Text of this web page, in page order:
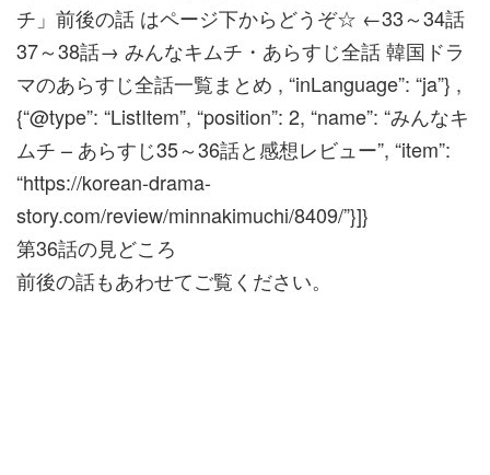
チ」前後の話 はページ下からどうぞ☆ ←33～34話
37～38話→ みんなキムチ・あらすじ全話 韓国ドラ
マのあらすじ全話一覧まとめ , “inLanguage”: “ja”} ,
{“@type”: “ListItem”, “position”: 2, “name”: “みんなキ
ムチ – あらすじ35～36話と感想レビュー”, “item”:
“https://korean-drama-
story.com/review/minnakimuchi/8409/”}]}
第36話の見どころ
前後の話もあわせてご覧ください。